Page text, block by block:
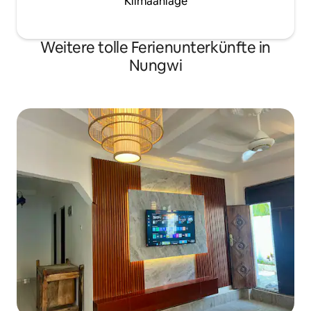
Weitere tolle Ferienunterkünfte in
Nungwi